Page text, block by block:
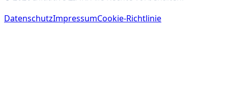
DatenschutzImpressumCookie-Richtlinie